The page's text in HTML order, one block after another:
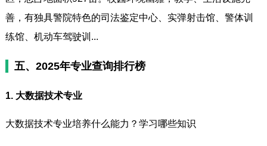
善，有独具警院特色的司法鉴定中心、实弹射击馆、警体训
练馆、机动车驾驶训...
五、2025年专业查询排行榜
1. 大数据技术专业
大数据技术专业培养什么能力？学习哪些知识